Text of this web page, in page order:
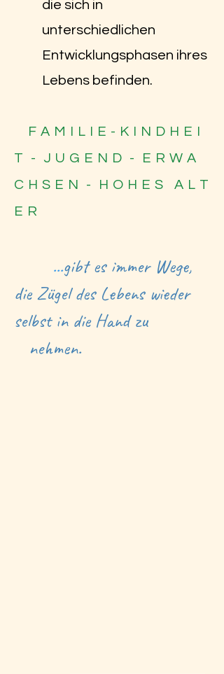
die sich in
unterschiedlichen
Entwicklungsphasen ihres
Lebens befinden.
F A M I L I E - K I N D H E I
T - J U G E N D - E R W A
C H S E N - H O H E S A L T
E R
...gibt es immer Wege,
die Zügel des Lebens wieder
selbst in die Hand zu
nehmen.